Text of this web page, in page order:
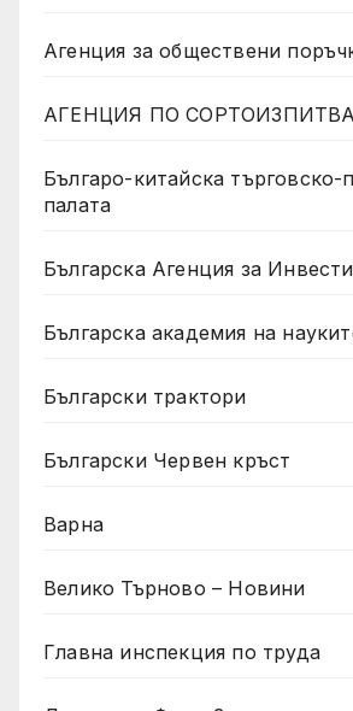
Агенция за обществени
АГЕНЦИЯ ПО
Българо-китайска
палата
Българска Агенция за
Българска академия на
Български трактори
Български Червен кръст
Варна
Велико Търново – Новини
Главна инспекция по труда